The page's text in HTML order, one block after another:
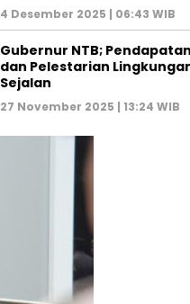
4 Desember 2025 | 06:43 WIB
Gubernur NTB;
dan Pelestarian
Sejalan
27 November 2025 | 13:24 WIB